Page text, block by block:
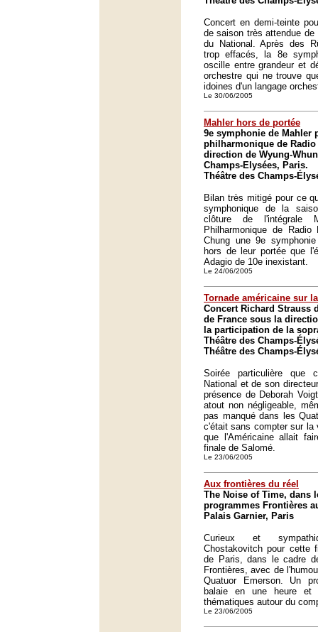
Concert en demi-teinte
de saison très attendue
du National. Après des
trop effacés, la 8e
oscille entre grandeur et
orchestre qui ne trouve
idoines d'un langage
Le 30/06/2005
Mahler hors de portée
9e symphonie de Mahler
philharmonique de
direction de Wyung-
Champs-Elysées, Paris.
Théâtre des Champs-
Bilan très mitigé pour ce
symphonique de la
clôture de l'intégrale
Philharmonique de
Chung une 9e
hors de leur portée que
Adagio de 10e inexistant.
Le 24/06/2005
Tornade américaine sur
Concert Richard Strauss
de France sous la
la participation de la
Théâtre des Champs-
Théâtre des Champs-
Soirée particulière que
National et de son
présence de Deborah
atout non négligeable,
pas manqué dans les
c'était sans compter sur la
que l'Américaine allait
finale de Salomé.
Le 23/06/2005
Aux frontières du réel
The Noise of Time, dans
programmes Frontières
Palais Garnier, Paris
Curieux et
Chostakovitch pour cette
de Paris, dans le cadre
Frontières, avec de
Quatuor Emerson. Un
balaie en une heure et
thématiques autour du
Le 23/06/2005